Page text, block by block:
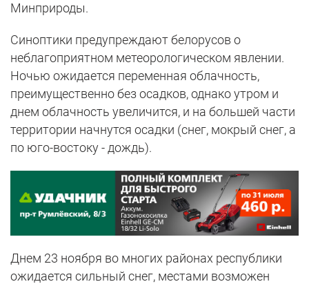
Минприроды.
Синоптики предупреждают белорусов о
неблагоприятном метеорологическом явлении.
Ночью ожидается переменная облачность,
преимущественно без осадков, однако утром и
днем облачность увеличится, и на большей части
территории начнутся осадки (снег, мокрый снег, а
по юго-востоку - дождь).
Днем 23 ноября во многих районах республики
ожидается сильный снег, местами возможен